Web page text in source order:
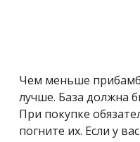
Чем меньше
лучше. База должна
При покупке
погните их. Если у